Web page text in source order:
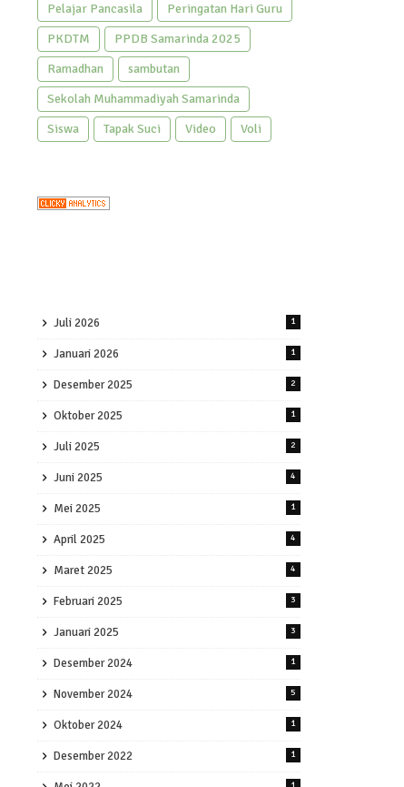
Pelajar Pancasila
Peringatan Hari Guru
PKDTM
PPDB Samarinda 2025
Ramadhan
sambutan
Sekolah Muhammadiyah Samarinda
Siswa
Tapak Suci Video Voli
Juli 2026 1
Januari 2026 1
Desember 2025 2
Oktober 2025 1
Juli 2025 2
Juni 2025 4
Mei 2025 1
April 2025 4
Maret 2025 4
Februari 2025 3
Januari 2025 3
Desember 2024 1
November 2024 5
Oktober 2024 1
Desember 2022 1